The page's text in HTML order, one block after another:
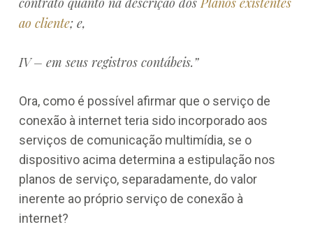
ao cliente; e,
IV – em seus registros contábeis.”
Ora, como é possível afirmar que o serviço de
conexão à internet teria sido incorporado aos
serviços de comunicação multimídia, se o
dispositivo acima determina a estipulação nos
planos de serviço, separadamente, do valor
inerente ao próprio serviço de conexão à
internet?